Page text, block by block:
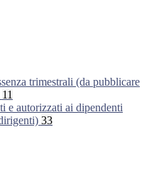
trimestrali (da pubblicare
11
e autorizzati ai dipendenti
33